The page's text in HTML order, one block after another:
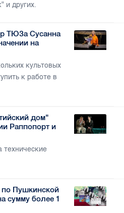
других.
ТЮЗа Сусанна
на
культовых
к работе в
дом"
Раппопорт и
технические
по Пушкинской
сумму более 1